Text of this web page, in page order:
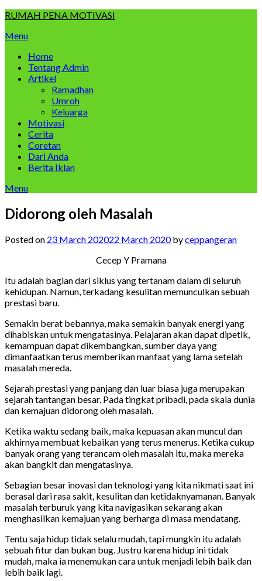
Skip
content
RUMAH PENA MOTIVASI
Menu
Home
Tentang Admin
Artikel
Ramadhan
Umroh
Keluarga
Motivasi
Cerita
Coretan
Dari Anda
Berita Iklan
Menu
Didorong oleh Masalah
Posted on 23 March 202022 March 2020byceppangeran
Cecep Y Pramana
Itu adalah bagian dari siklus yang tertanam dalam di seluruh
kehidupan. Namun, terkadang kesulitan memunculkan sebuah
prestasi baru.
Semakin berat bebannya, maka semakin banyak energi yang
dihabiskan untuk mengatasinya. Pelajaran akan dapat dipetik,
kemampuan dapat dikembangkan, sumber daya yang
dimanfaatkan terus memberikan manfaat yang lama setelah
masalah mereda.
Sejarah prestasi yang panjang dan luar biasa juga merupakan
sejarah tantangan besar. Pada tingkat pribadi, pada skala dunia
dan kemajuan didorong oleh masalah.
Ketika waktu sedang baik, maka kepuasan akan muncul dan
akhirnya membuat kebaikan yang terus menerus. Ketika cukup
banyak orang yang terancam oleh masalah itu, maka mereka
akan bangkit dan mengatasinya.
Sebagian besar inovasi dan teknologi yang kita nikmati saat ini
berasal dari rasa sakit, kesulitan dan ketidaknyamanan. Banyak
masalah terburuk yang kita navigasikan sekarang akan
menghasilkan kemajuan yang berharga di masa mendatang.
Tentu saja hidup tidak selalu mudah, tapi mungkin itu adalah
sebuah fitur dan bukan bug. Justru karena hidup ini tidak
mudah, maka ia menemukan cara untuk menjadi lebih baik dan
lebih baik lagi.